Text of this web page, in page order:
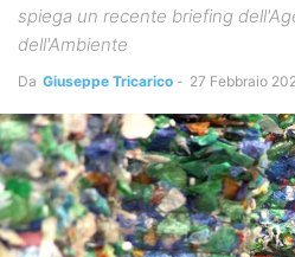
spiega un recente briefing
dell'Ambiente
Da Giuseppe Tricarico - 27 Febbraio